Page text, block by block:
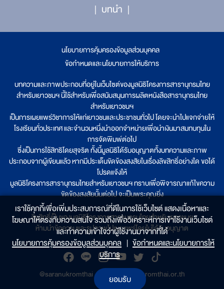
บทนำ
นโยบายการคุ้มครองข้อมูลส่วนบุคคล
ข้อกำหนดและนโยบายการให้บริการ
บทความและภาพประกอบที่อยู่ในเว็บไซต์ของมูลนิธิโครงการสารานุกรมไทย
สำหรับเยาวชนฯ นี้ใช้สำหรับเพื่อสนับสนุนการผลิตหนังสือสารานุกรมไทย
สำหรับเยาวชนฯ
เป็นการเผยแพร่วิชาการให้แก่เยาวชนและประชาชนทั่วไป โดยจะนำไปแจกจ่ายให้
โรงเรียนทั่วประเทศ และจำนวนหนึ่งนำออกจำหน่ายเพื่อนำเงินมาสมทบทุนใน
การจัดพิมพ์ต่อไป
ซึ่งเป็นการใช้สิทธิโดยสุจริต ทั้งนี้มูลนิธิได้รับอนุญาตทั้งบทความและภาพ
ประกอบจากผู้เขียนแล้ว หากมีประเด็นขัดข้องสงสัยในเรื่องลิขสิทธิ์อย่างใด ขอได้
โปรดแจ้งให้
มูลนิธิโครงการสารานุกรมไทยสำหรับเยาวชนฯ ทราบเพื่อพิจารณาแก้ไขความ
ขัดข้องสงสัยนั้นต่อไป จะเป็นพระคุณยิ่ง
ลิขสิทธิ์เป็นของมูลนิธิโครงการสารานุกรมไทยสำหรับเยาวชนฯ
ห้ามนำข้อความและรูปภาพไปเผยแพร่โดยไม่ได้รับอนุญาต
@saranukromthai | www.saranukromthai.or.th
เราใช้คุกกี้เพื่อเพิ่มประสบการณ์ที่ดีในการใช้เว็บไซต์ แสดงเนื้อหาและ
โฆษณาให้ตรงกับความสนใจ รวมถึงเพื่อวิเคราะห์การเข้าใช้งานเว็บไซต์
และทำความเข้าใจว่าผู้ใช้งานมาจากที่ใด๋
นโยบายการคุ้มครองข้อมูลส่วนบุคคล | ข้อกำหนดและนโยบายการให้
บริการ
ยอมรับ